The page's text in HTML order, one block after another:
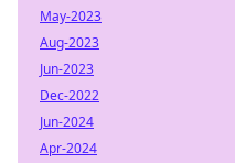
May-2023
Aug-2023
Jun-2023
Dec-2022
Jun-2024
Apr-2024